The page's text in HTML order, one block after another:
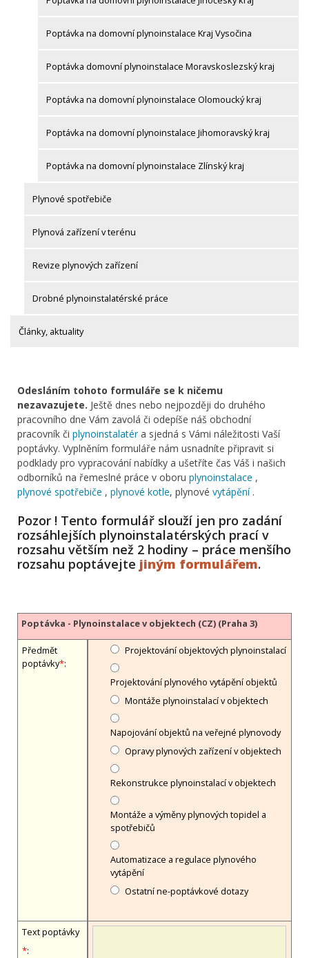
Poptávka na domovní plynoinstalace Kraj Vysočina
Poptávka domovní plynoinstalace Moravskoslezský kraj
Poptávka na domovní plynoinstalace Olomoucký kraj
Poptávka na domovní plynoinstalace Jihomoravský kraj
Poptávka na domovní plynoinstalace Zlínský kraj
Plynové spotřebiče
Plynová zařízení v terénu
Revize plynových zařízení
Drobné plynoinstalatérské práce
Články, aktuality
Odesláním tohoto formuláře se k ničemu
nezavazujete. Ještě dnes nebo nejpozději do druhého
pracovního dne Vám zavolá či odepíše náš obchodní
pracovník či plynoinstalatéra sjedná s Vámi náležitosti Vaší
poptávky. Vyplněním formuláře nám usnadníte připravit si
podklady pro vypracování nabídky a ušetříte čas Váš i našich
odborníků na řemeslné práce v oboru plynoinstalace ,
plynové spotřebiče , plynové kotle, plynové vytápění.
Pozor ! Tento formulář slouží jen pro zadání
rozsáhlejších plynoinstalatérských prací v
rozsahu větším než 2 hodiny – práce menšího
rozsahu poptávejte jiným formulářem.
Poptávka - Plynoinstalace v objektech (CZ) (Praha 3)
Předmět
poptávky*:
Projektování objektových plynoinstalací
Projektování plynového vytápění objektů
Montáže plynoinstalací v objektech
Napojování objektů na veřejné plynovody
Opravy plynových zařízení v objektech
Rekonstrukce plynoinstalací v objektech
Montáže a výměny plynových topidel a
spotřebičů
Automatizace a regulace plynového
vytápění
Ostatní ne-poptávkové dotazy
Text poptávky
*: